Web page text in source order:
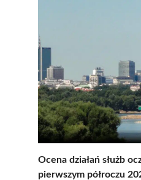
Ocena działań służb
pierwszym półroczu